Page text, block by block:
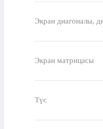
Экран диагоналы,
Экран матрицасы
Түс